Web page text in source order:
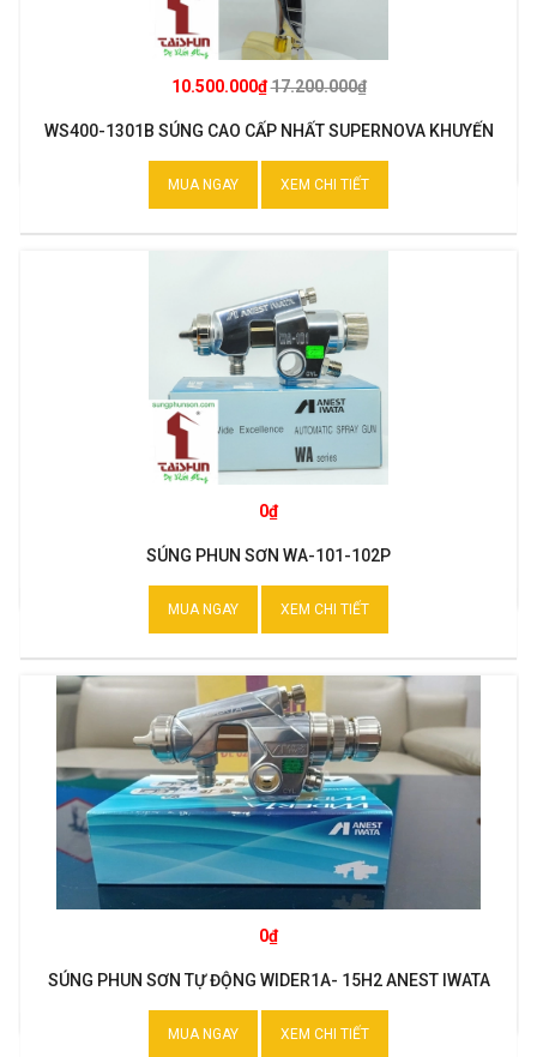
10.500.000₫17.200.000₫
WS400-1301B SÚNG CAO CẤP NHẤT SUPERNOVA KHUYẾN
MUA NGAY XEM CHI TIẾT
0₫
SÚNG PHUN SƠN WA-101-102P
MUA NGAY XEM CHI TIẾT
0₫
SÚNG PHUN SƠN TỰ ĐỘNG WIDER1A- 15H2 ANEST IWATA
MUA NGAY XEM CHI TIẾT